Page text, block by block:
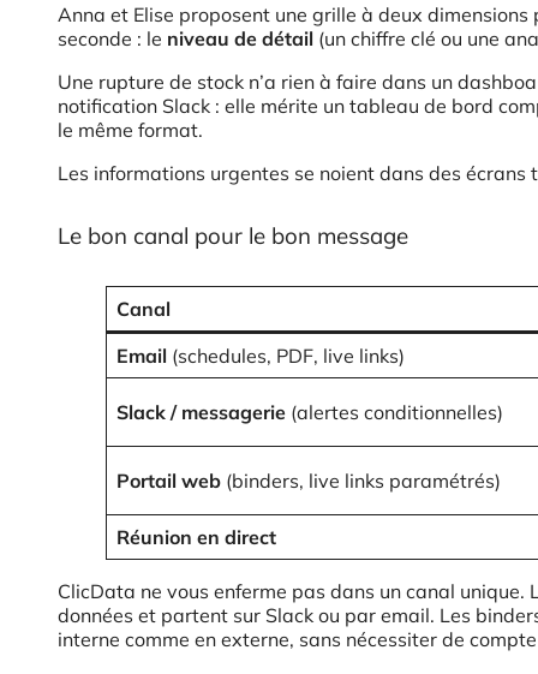
Anna et Elise proposent une grille à deux
seconde : le niveau de détail (un chiffre clé ou une
Une rupture de stock n’a rien à faire dans un
notification Slack : elle mérite un tableau de bord
le même format.
Les informations urgentes se noient dans des
Le bon canal pour le bon message
Canal
Email (schedules, PDF, live links)
Slack / messagerie (alertes conditionnelles)
Portail web (binders, live links paramétrés)
Réunion en direct
ClicData ne vous enferme pas dans un canal
données et partent sur Slack ou par email. Les
interne comme en externe, sans nécessiter de